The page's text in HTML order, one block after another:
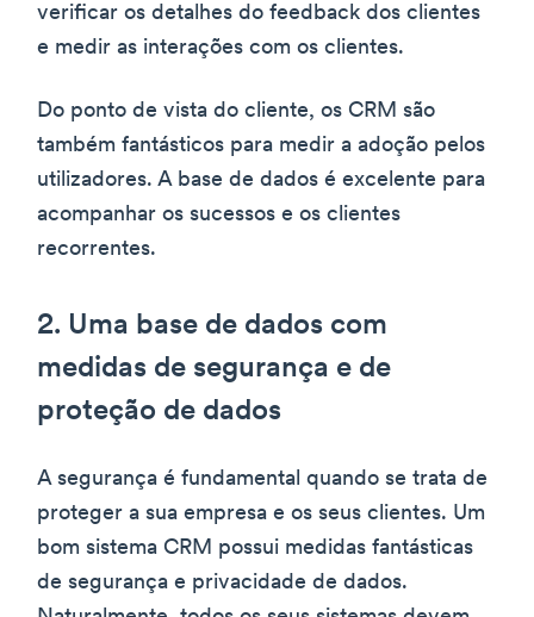
verificar os detalhes do feedback dos clientes
e medir as interações com os clientes.
Do ponto de vista do cliente, os CRM são
também fantásticos para medir a adoção pelos
utilizadores. A base de dados é excelente para
acompanhar os sucessos e os clientes
recorrentes.
2. Uma base de dados com
medidas de segurança e de
proteção de dados
A segurança é fundamental quando se trata de
proteger a sua empresa e os seus clientes. Um
bom sistema CRM possui medidas fantásticas
de segurança e privacidade de dados.